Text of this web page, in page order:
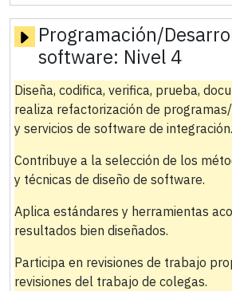
Programación/
software: Nivel 4
Diseña, codifica, verifica, prueba,
realiza refactorización de
y servicios de software de integración.
Contribuye a la selección de los
y técnicas de diseño de software.
Aplica estándares y herramientas
resultados bien diseñados.
Participa en revisiones de trabajo
revisiones del trabajo de colegas.